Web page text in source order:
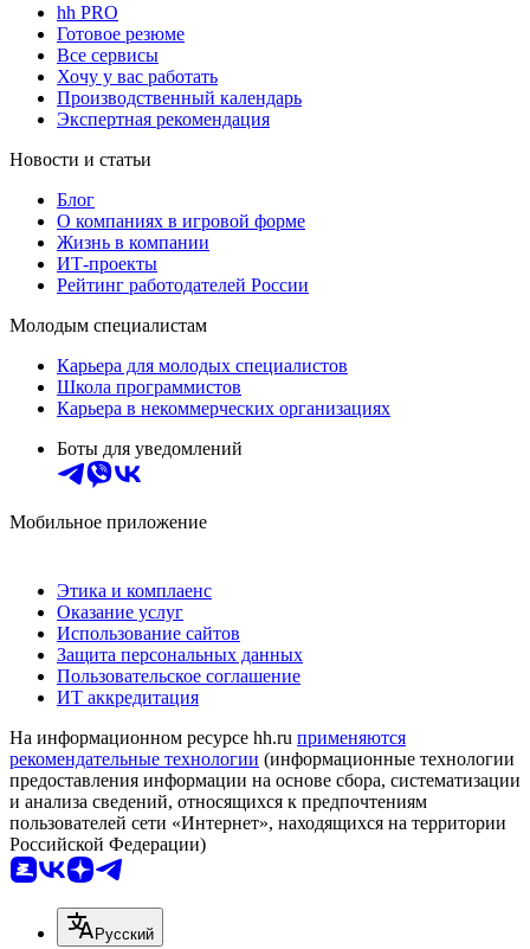
hh PRO
Готовое резюме
Все сервисы
Хочу у вас работать
Производственный календарь
Экспертная рекомендация
Новости и статьи
Блог
О компаниях в игровой форме
Жизнь в компании
ИТ-проекты
Рейтинг работодателей России
Молодым специалистам
Карьера для молодых специалистов
Школа программистов
Карьера в некоммерческих организациях
Боты для уведомлений
Мобильное приложение
Этика и комплаенс
Оказание услуг
Использование сайтов
Защита персональных данных
Пользовательское соглашение
ИТ аккредитация
На информационном ресурсе hh.ru применяются
рекомендательные технологии (информационные технологии
предоставления информации на основе сбора, систематизации
и анализа сведений, относящихся к предпочтениям
пользователей сети «Интернет», находящихся на территории
Российской Федерации)
Русский